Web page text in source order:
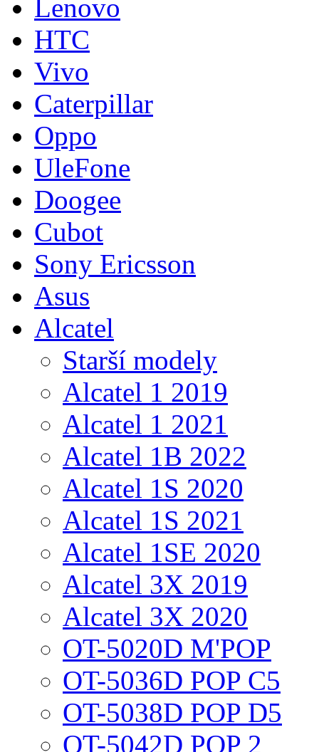
Lenovo
HTC
Vivo
Caterpillar
Oppo
UleFone
Doogee
Cubot
Sony Ericsson
Asus
Alcatel
Starší modely
Alcatel 1 2019
Alcatel 1 2021
Alcatel 1B 2022
Alcatel 1S 2020
Alcatel 1S 2021
Alcatel 1SE 2020
Alcatel 3X 2019
Alcatel 3X 2020
OT-5020D M'POP
OT-5036D POP C5
OT-5038D POP D5
OT-5042D POP 2